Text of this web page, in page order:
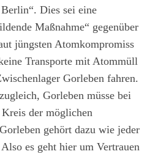
Dies sei eine
Maßnahme“ gegenüber
jüngsten Atomkompromiss
Transporte mit Atommüll
Gorleben fahren.
Gorleben müsse bei
der möglichen
gehört dazu wie jeder
es geht hier um Vertrauen